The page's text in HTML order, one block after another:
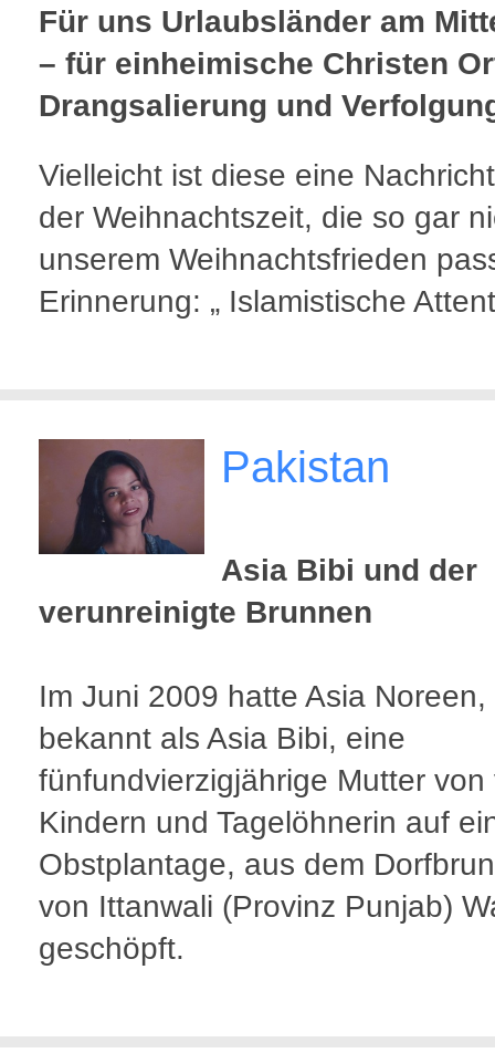
Für uns Urlaubsländer am
– für einheimische Christen
Drangsalierung und
Vielleicht ist diese eine
der Weihnachtszeit, die so gar
unserem Weihnachtsfrieden
Erinnerung: „ Islamistische
Pakistan
Asia Bibi und der
verunreinigte Brunnen
Im Juni 2009 hatte Asia Noreen,
bekannt als Asia Bibi, eine
fünfundvierzigjährige Mutter von
Kindern und Tagelöhnerin auf
Obstplantage, aus dem
von Ittanwali (Provinz Punjab)
geschöpft.